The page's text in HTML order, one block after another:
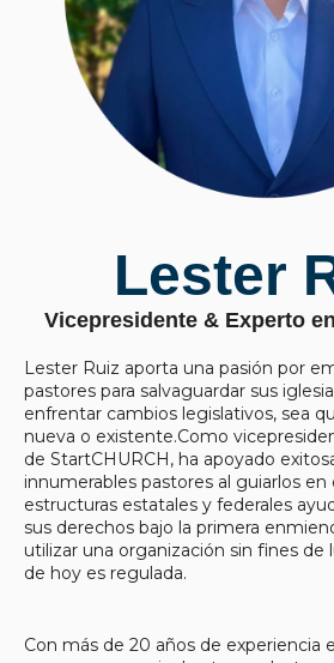
Lester
Vicepresidente & Experto
Lester Ruiz aporta una pasión por
pastores para salvaguardar sus
enfrentar cambios legislativos, sea
nueva o existente.Como
de StartCHURCH, ha apoyado
innumerables pastores al guiarlos
estructuras estatales y federales
sus derechos bajo la primera
utilizar una organización sin fines de
de hoy es regulada.
Con más de 20 años de experiencia